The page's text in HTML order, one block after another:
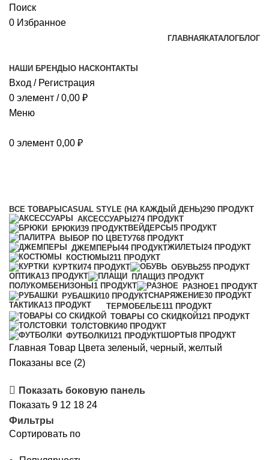
Поиск
0 Избранное
ГЛАВНАЯ КАТАЛОГБЛОГ
НАШИ БРЕНДЫ О НАСКОНТАКТЫ
Вход / Регистрация
0 элемент / 0,00 ₽
Меню
0 элемент 0,00 ₽
ВСЕ ТОВАРЫ CASUAL STYLE (НА КАЖДЫЙ ДЕНЬ)290 ПРОДУКТ
АКСЕССУАРЫ274 ПРОДУКТ
БРЮКИ39 ПРОДУКТВЕЙДЕРСЫ 5 ПРОДУКТ
ВЫБОР ПО ЦВЕТУ768 ПРОДУКТ
ДЖЕМПЕРЫ44 ПРОДУКТЖИЛЕТЫ 24 ПРОДУКТ
КОСТЮМЫ211 ПРОДУКТ
КУРТКИ74 ПРОДУКТ ОБУВЬ255 ПРОДУКТ
ОПТИКА13 ПРОДУКТ ПЛАЩИ3 ПРОДУКТ
ПОЛУКОМБЕНИЗОНЫ 1 ПРОДУКТ РАЗНОЕ1 ПРОДУКТ
РУБАШКИ10 ПРОДУКТСНАРЯЖЕНИЕ30 ПРОДУКТ
ТАКТИКА13 ПРОДУКТ ТЕРМОБЕЛЬЕ111 ПРОДУКТ
ТОВАРЫ СО СКИДКОЙ121 ПРОДУКТ
ТОЛСТОВКИ40 ПРОДУКТ
ФУТБОЛКИ121 ПРОДУКТШОРТЫ 8 ПРОДУКТ
Главная Товар Цвета зеленый, черный, желтый
Показаны все (2)Сортировка:
недавние
Показать боковую панель
Показать 9 12 18 24
Фильтры
Сортировать по